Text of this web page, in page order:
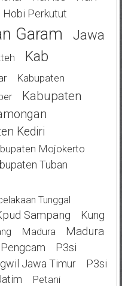
Hobi Perkutut
Garam
Jawa
Kab
Kabupaten
Kabupaten
Kediri
Mojokerto
Tuban
Tunggal
Sampang
Kung
Madura
Madura
P3si
Jawa Timur
P3si
Petani